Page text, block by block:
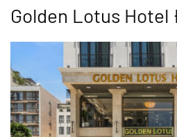
Golden Lotus Hotel